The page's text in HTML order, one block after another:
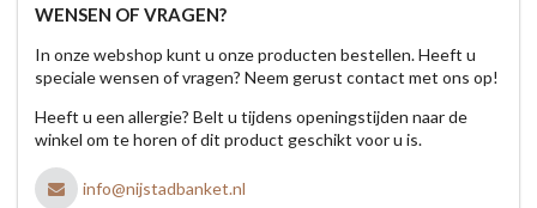
WENSEN OF VRAGEN?
In onze webshop kunt u onze producten bestellen. Heeft u
speciale wensen of vragen? Neem gerust contact met ons op!
Heeft u een allergie? Belt u tijdens openingstijden naar de
winkel om te horen of dit product geschikt voor u is.
info@nijstadbanket.nl